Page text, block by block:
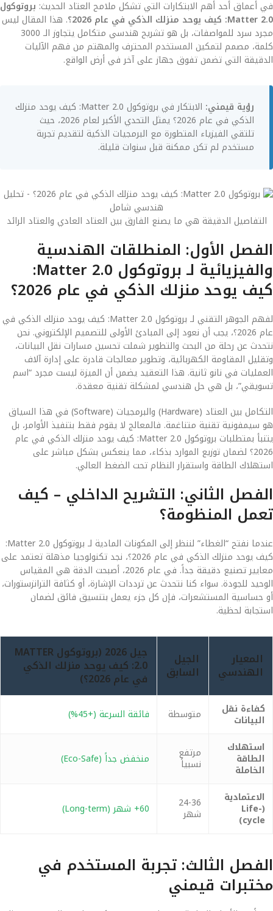
في أعماق أحد أهم الابتكارات التي تشكل ملامح العتاد الحديث: بروتوكول
Matter 2.0: كيف يوحد منزلك الذكي في عام 2026؟
. هذا المقال ليس
مجرد سرد للمواصفات، بل هو تشريح هندسي متكامل يتجاوز الـ 3000
كلمة، مصمم لتمكين المستخدم المحترف والمهتم من فهم الآليات
الدقيقة التي تضمن تفوق جهاز على آخر في أرض الواقع.
رؤية قيمني:
الابتكار في بروتوكول Matter 2.0: كيف يوحد منزلك
الذكي في عام 2026؟ يمثل التحدي الأكبر لعام 2026، حيث
تلتقي الفيزياء المتطورة مع البرمجيات الذكية لتقديم تجربة
مستخدم لم تكن ممكنة قبل سنوات قليلة.
التفاصيل الدقيقة هي ما يصنع الفارق بين العتاد العادي والعتاد الرائد
الفصل الأول: المنطلقات الهندسية
والفيزيائية لـ بروتوكول Matter 2.0:
كيف يوحد منزلك الذكي في عام 2026؟
لفهم الجوهر التقني لـ بروتوكول Matter 2.0: كيف يوحد منزلك الذكي في
عام 2026؟، يجب أن نعود إلى المبادئ الأولى للتصميم الإلكتروني. نحن
نتحدث عن رحلة من البحث والتطوير شملت تحسين مسارات نقل البيانات،
وتقليل المقاومة الكهربائية، وتطوير معالجات قادرة على إدارة آلاف
العمليات في نانو ثانية. هذا التعقيد يضمن أن الميزة ليست مجرد “اسم
تسويقي”، بل هي حل هندسي لمشكلة تقنية معقدة.
التكامل بين العتاد (Hardware) والبرمجيات (Software) في هذا السياق
هو سيمفونية تقنية متناغمة. فالمعالج لا يقوم فقط بتنفيذ الأوامر، بل
يتنبأ بمتطلبات بروتوكول Matter 2.0: كيف يوحد منزلك الذكي في عام
2026؟ لضمان توزيع الموارد بذكاء، مما ينعكس بشكل مباشر على
استهلاك الطاقة واستقرار النظام تحت الضغط العالي.
الفصل الثاني: التشريح الداخلي – كيف
تعمل المنظومة؟
عندما نفتح “الغطاء” لننظر إلى المكونات المادية لـ بروتوكول Matter 2.0:
كيف يوحد منزلك الذكي في عام 2026؟، نجد تكنولوجيا مذهلة تعتمد على
معايير تصنيع دقيقة جداً. في عام 2026، أصبحت الدقة هي المقياس
الوحيد للجودة. سواء كنا نتحدث عن ترددات الإشارة، أو كثافة الترانزستورات،
أو حساسية المستشعرات، فإن كل جزء يعمل بتنسيق فائق لضمان
استجابة لحظية.
المعيار
الهندسي
الجيل
السابق
جيل 2026 (بروتوكول MATTER
2.0: كيف يوحد منزلك الذكي
في عام 2026؟)
كفاءة نقل
البيانات متوسطة
فائقة السرعة (+45%)
استهلاك
الطاقة
الخاملة
مرتفع
نسبياً منخفض جداً (Eco-Safe)
الاعتمادية
(Life-
cycle)
24-36
شهر 60+ شهر (Long-term)
الفصل الثالث: تجربة المستخدم في
مختبرات قيمني